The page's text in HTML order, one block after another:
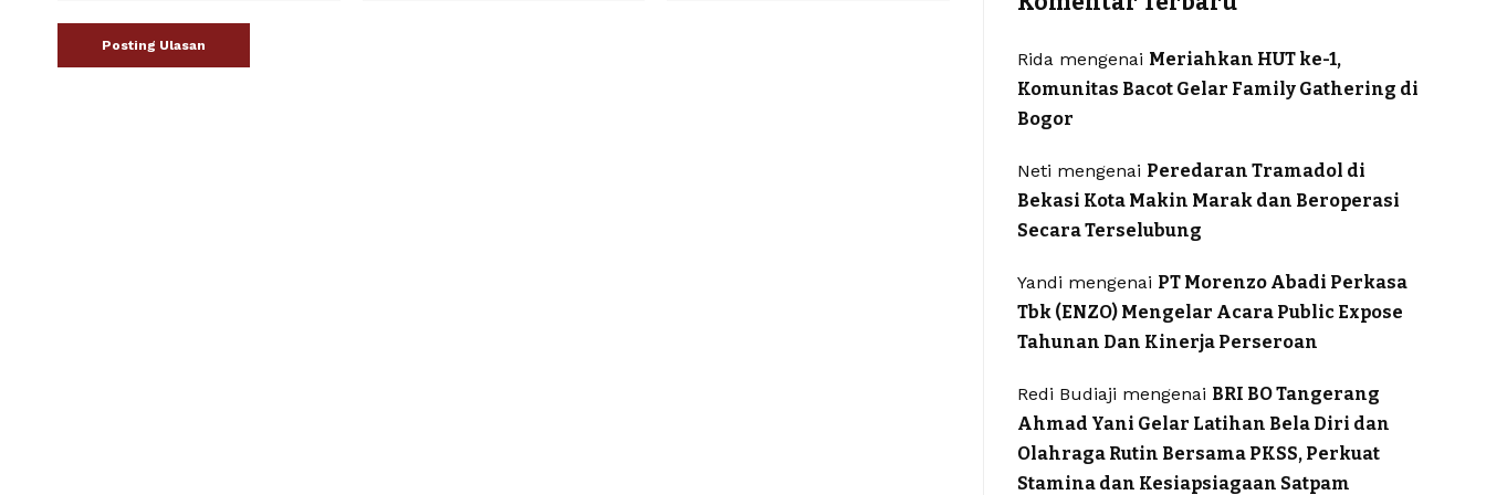
Ridamengenai Meriahkan HUT ke-1,
Komunitas Bacot Gelar Family Gathering di
Bogor
Neti mengenai Peredaran Tramadol di
Bekasi Kota Makin Marak dan Beroperasi
Secara Terselubung
Yandi mengenai PT Morenzo Abadi Perkasa
Tbk (ENZO) Mengelar Acara Public Expose
Tahunan Dan Kinerja Perseroan
Redi Budiaji mengenai BRI BO Tangerang
Ahmad Yani Gelar Latihan Bela Diri dan
Olahraga Rutin Bersama PKSS, Perkuat
Stamina dan Kesiapsiagaan Satpam